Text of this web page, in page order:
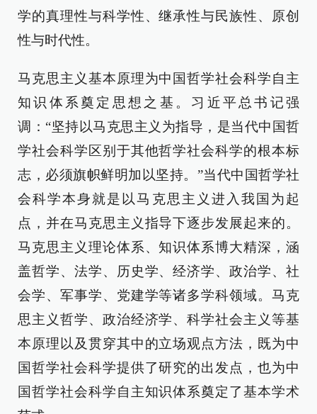
学的真理性与科学性、继承性与民族性、原创
性与时代性。
马克思主义基本原理为中国哲学社会科学自主
知识体系奠定思想之基。习近平总书记强
调：“坚持以马克思主义为指导，是当代中国哲
学社会科学区别于其他哲学社会科学的根本标
志，必须旗帜鲜明加以坚持。”当代中国哲学社
会科学本身就是以马克思主义进入我国为起
点，并在马克思主义指导下逐步发展起来的。
马克思主义理论体系、知识体系博大精深，涵
盖哲学、法学、历史学、经济学、政治学、社
会学、军事学、党建学等诸多学科领域。马克
思主义哲学、政治经济学、科学社会主义等基
本原理以及贯穿其中的立场观点方法，既为中
国哲学社会科学提供了研究的出发点，也为中
国哲学社会科学自主知识体系奠定了基本学术